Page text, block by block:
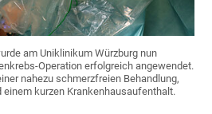
am Uniklinikum Würzburg nun
Operation erfolgreich angewendet.
nahezu schmerzfreien Behandlung,
einem kurzen Krankenhausaufenthalt.